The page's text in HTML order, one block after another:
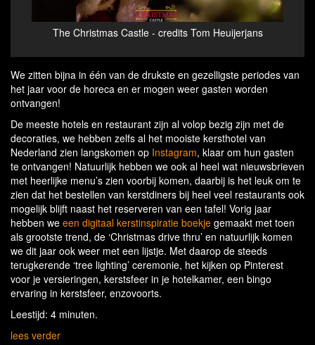
The Christmas Castle - credits Tom Heuijerjans
We zitten bijna in één van de drukste en gezelligste periodes van
het jaar voor de horeca en er mogen weer gasten worden
ontvangen!
De meeste hotels en restaurant zijn al volop bezig zijn met de
decoraties, we hebben zelfs al het mooiste kersthotel van
Nederland zien langskomen op Instagram, klaar om hun gasten
te ontvangen! Natuurlijk hebben we ook al heel wat nieuwsbrieven
met heerlijke menu’s zien voorbij komen, daarbij is het leuk om te
zien dat het bestellen van kerstdiners bij heel veel restaurants ook
mogelijk blijft naast het reserveren van een tafel! Vorig jaar
hebben we een digitaal kerstinspiratie boekje gemaakt met toen
als grootste trend, de ‘Christmas drive thru’ en natuurlijk komen
we dit jaar ook weer met een lijstje. Met daarop de steeds
terugkerende ‘tree lighting’ ceremonie, het kijken op Pinterest
voor je versieringen, kerstsfeer in je hotelkamer, een bingo
ervaring in kerstsfeer, enzovoorts.
Leestijd: 4 minuten.
lees verder